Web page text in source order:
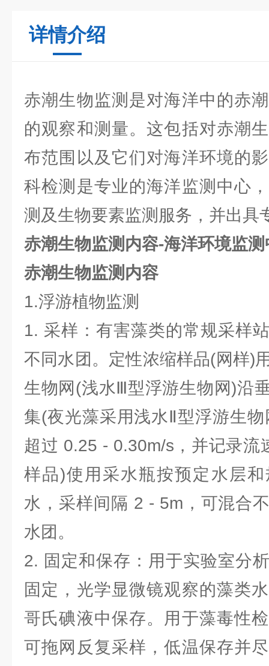
详情介绍
赤潮生物监测是对海洋中的赤
的观察和测量。这包括对赤潮
布范围以及它们对海洋环境的
科检测是专业的海洋监测中心
测及生物要素监测服务，并出具
赤潮生物监测内容-海洋环境监测
赤潮生物监测内容
1.浮游植物监测
1. 采样：有害藻类的常规采样
不同水团。定性浓缩样品(网样)
生物网(浅水Ⅲ型浮游生物网)沿
集(夜光藻采用浅水Ⅱ型浮游生
超过 0.25 - 0.30m/s，并记录流
样品)使用采水瓶按预定水层
水，采样间隔 2 - 5m，可混合
水团。
2. 固定和保存：用于实验室分
固定，光学显微镜观察的藻类
哥氏碘液中保存。用于藻毒性
可拖网反复采样，低温保存并